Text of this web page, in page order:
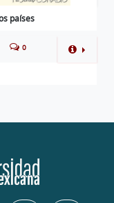
países
0